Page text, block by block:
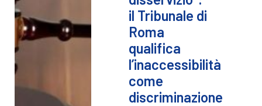
il Tribunale di
Roma
qualifica
l’inaccessibilità
come
discriminazione